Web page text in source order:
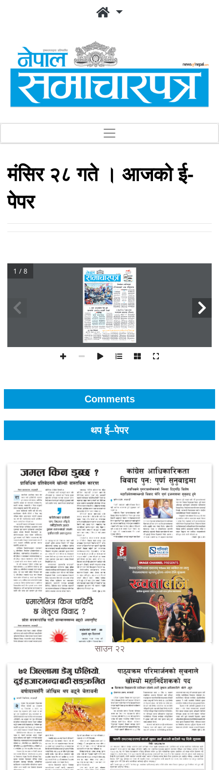
मंसिर २८ गते । आजको ई-
पेपर
1 / 8
Comments
थप ई–पेपर
साउन २२